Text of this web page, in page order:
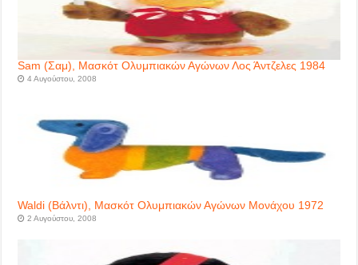
Sam (Σαμ), Μασκότ Ολυμπιακών Αγώνων Λος Άντζελες 1984
4 Αυγούστου, 2008
Waldi (Βάλντι), Μασκότ Ολυμπιακών Αγώνων Μονάχου 1972
2 Αυγούστου, 2008